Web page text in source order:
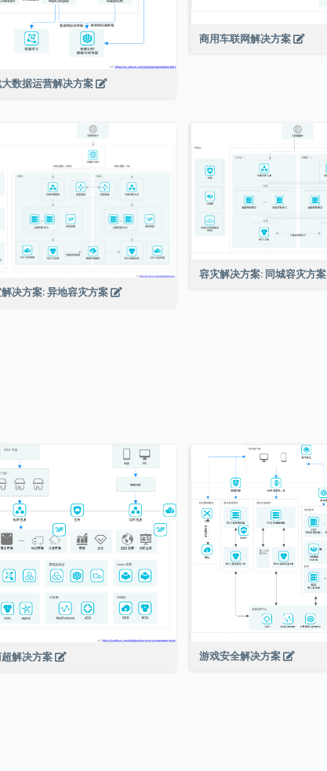
数据运营解决方案
商用车联网解决方案
决方案: 异地容灾方案
容灾解决方案: 同城容灾方案
解决方案 游戏安全解决方案